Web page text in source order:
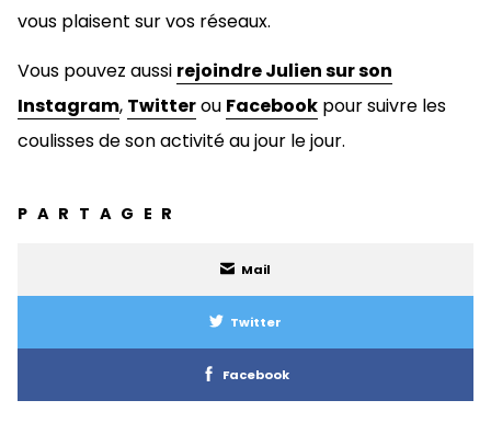
vous plaisent sur vos réseaux.
Vous pouvez aussi rejoindre Julien sur son
Instagram, Twitterou Facebook pour suivre les
coulisses de son activité au jour le jour.
PARTAGER
Mail
Twitter
Facebook